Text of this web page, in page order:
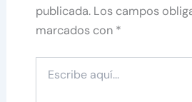
publicada. Los campos
marcados con *
aquí...